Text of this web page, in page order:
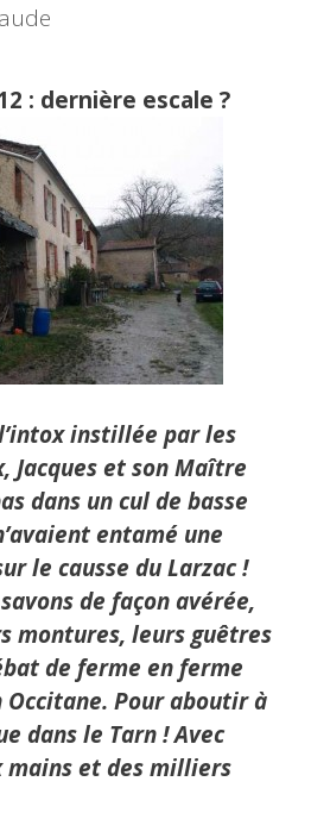
: dernière escale ?
instillée par les
Jacques et son Maître
dans un cul de basse
entamé une
le causse du Larzac !
de façon avérée,
montures, leurs guêtres
de ferme en ferme
Pour aboutir à
dans le Tarn ! Avec
mains et des milliers